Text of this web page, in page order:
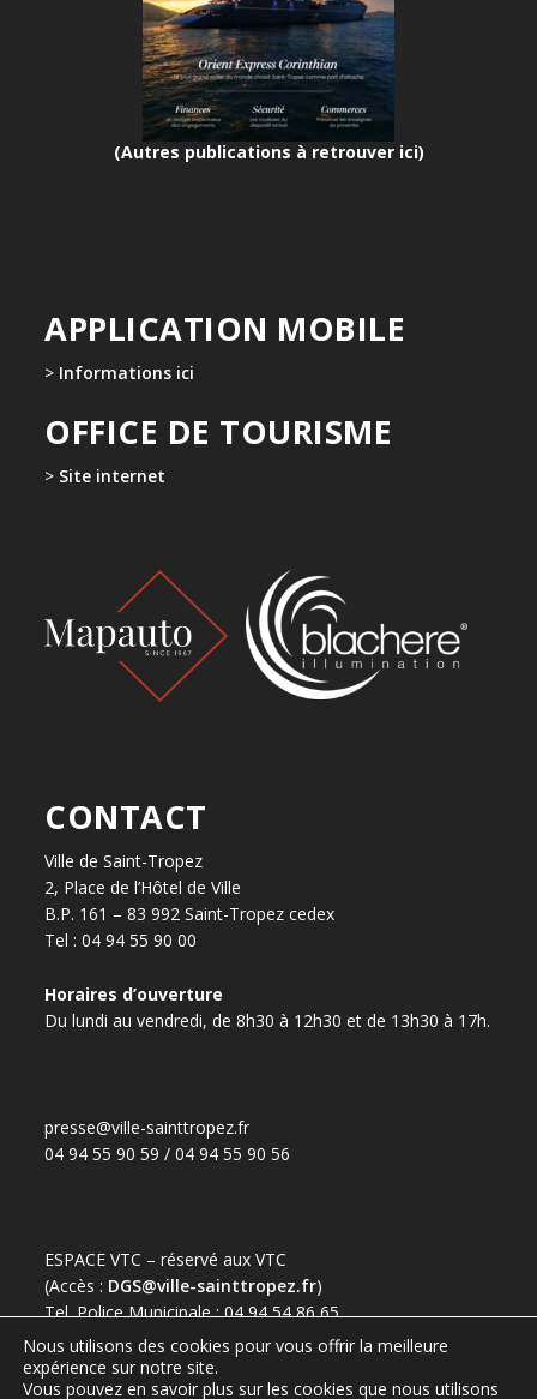
(Autres publications à retrouver ici)
APPLICATION MOBILE
> Informations ici
OFFICE DE TOURISME
> Site internet
CONTACT
Ville de Saint-Tropez
2, Place de l’Hôtel de Ville
B.P. 161 – 83 992 Saint-Tropez cedex
Tel : 04 94 55 90 00
Horaires d’ouverture
Du lundi au vendredi, de 8h30 à 12h30 et de 13h30 à 17h.
presse@ville-sainttropez.fr
04 94 55 90 59 / 04 94 55 90 56
ESPACE VTC – réservé aux VTC
(Accès : DGS@ville-sainttropez.fr)
Tel. Police Municipale : 04 94 54 86 65
Nous utilisons des cookies pour vous offrir la meilleure
expérience sur notre site.
Vous pouvez en savoir plus sur les cookies que nous utilisons